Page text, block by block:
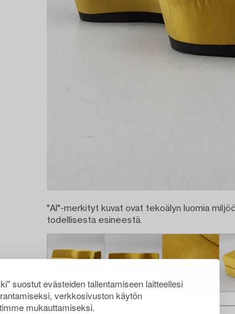
suostut evästeiden tallentamiseen laitteellesi
verkkosivuston käytön
mukauttamiseksi.
"AI"-merkityt kuvat ovat tekoälyn luomia
todellisesta esineestä.